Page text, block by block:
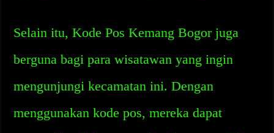
Selain itu, Kode Pos Kemang Bogor juga
berguna bagi para wisatawan yang ingin
mengunjungi kecamatan ini. Dengan
menggunakan kode pos, mereka dapat